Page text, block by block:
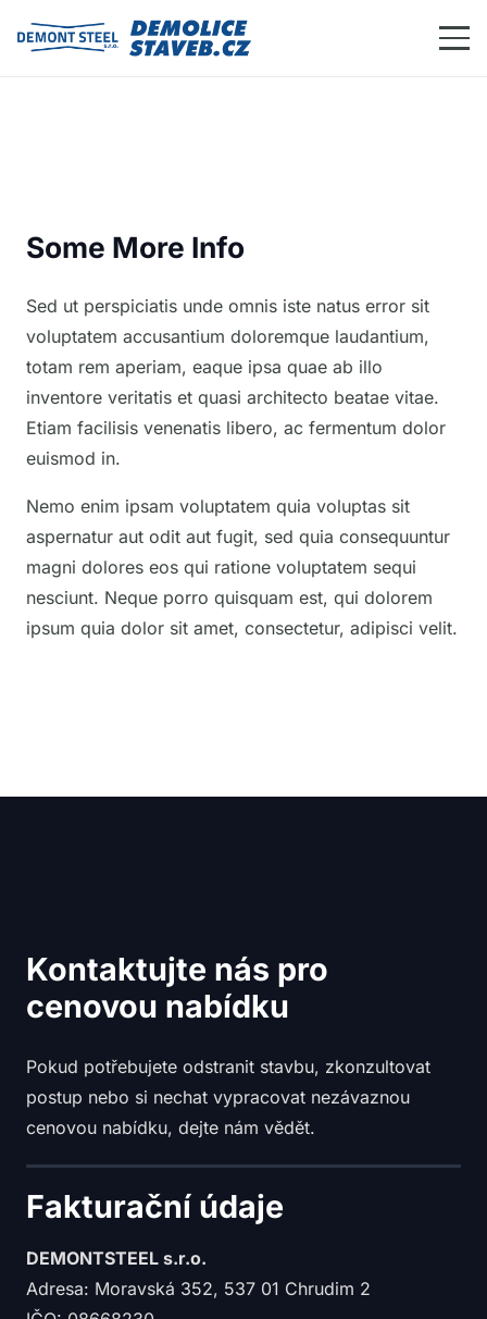
Some More Info
Sed ut perspiciatis unde omnis iste natus error sit
voluptatem accusantium doloremque laudantium,
totam rem aperiam, eaque ipsa quae ab illo
inventore veritatis et quasi architecto beatae vitae.
Etiam facilisis venenatis libero, ac fermentum dolor
euismod in.
Nemo enim ipsam voluptatem quia voluptas sit
aspernatur aut odit aut fugit, sed quia consequuntur
magni dolores eos qui ratione voluptatem sequi
nesciunt. Neque porro quisquam est, qui dolorem
ipsum quia dolor sit amet, consectetur, adipisci velit.
Kontaktujte nás pro
cenovou nabídku
Pokud potřebujete odstranit stavbu, zkonzultovat
postup nebo si nechat vypracovat nezávaznou
cenovou nabídku, dejte nám vědět.
Fakturační údaje
DEMONTSTEEL s.r.o.
Adresa: Moravská 352, 537 01 Chrudim 2